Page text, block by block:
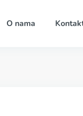
O nama